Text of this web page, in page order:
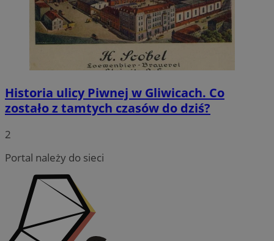
Historia ulicy Piwnej w Gliwicach. Co
zostało z tamtych czasów do dziś?
2
Portal należy do sieci